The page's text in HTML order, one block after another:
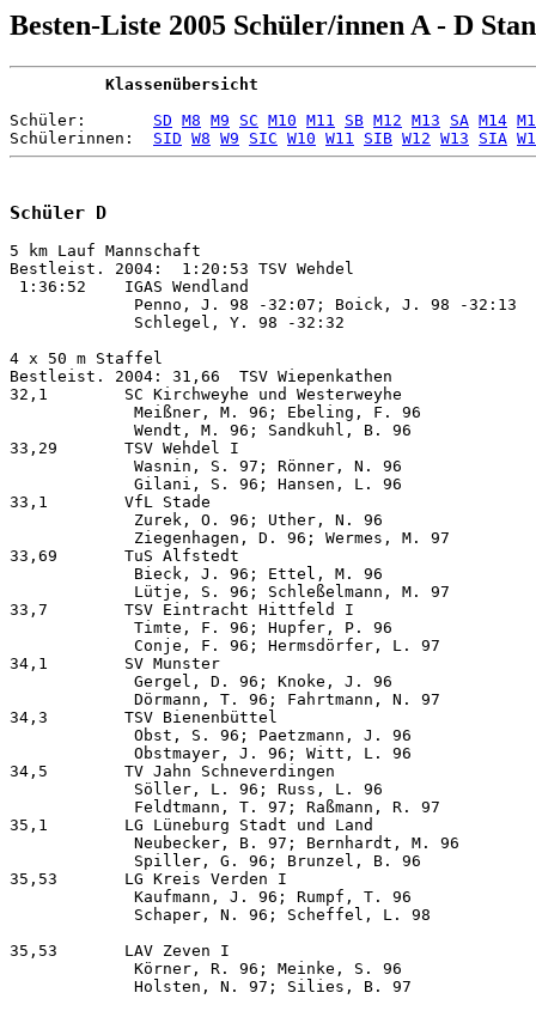
Besten-Liste 2005 Schüler/innen A - D
          Klassenübersicht
Schüler: SD M8 M9 SC M10 M11 SB M12 M13 SA M14
Schülerinnen: SID W8 W9 SIC W10 W11 SIB W12 W13 SIA
Schüler D
5 km Lauf Mannschaft
Bestleist. 2004:  1:20:53 TSV Wehdel
1:36:52    IGAS Wendland
Penno, J. 98 -
             Schlegel, Y. 98 -32:32
4 x 50 m Staffel
Bestleist. 2004: 31,66  TSV Wiepenkathen
32,1        SC Kirchweyhe und Westerweyhe
Meißner, M.
             Wendt, M. 96; Sandkuhl, B. 96
33,29       TSV Wehdel I
Wasnin, S.
             Gilani, S. 96; Hansen, L. 96
33,1        VfL Stade
Zurek, O.
             Ziegenhagen, D. 96; Wermes, M. 97
33,69       TuS Alfstedt
Bieck, J.
             Lütje, S. 96; Schleßelmann, M. 97
33,7        TSV Eintracht Hittfeld I
Timte, F.
             Conje, F. 96; Hermsdörfer, L. 97
34,1        SV Munster
Gergel, D.
             Dörmann, T. 96; Fahrtmann, N. 97
34,3        TSV Bienenbüttel
Obst, S. 96;
             Obstmayer, J. 96; Witt, L. 96
34,5        TV Jahn Schneverdingen
Söller, L.
             Feldtmann, T. 97; Raßmann, R. 97
35,1        LG Lüneburg Stadt und Land
Neubecker, B.
             Spiller, G. 96; Brunzel, B. 96
35,53       LG Kreis Verden I
Kaufmann, J.
             Schaper, N. 96; Scheffel, L. 98
35,53       LAV Zeven I
Körner, R.
             Holsten, N. 97; Silies, B. 97